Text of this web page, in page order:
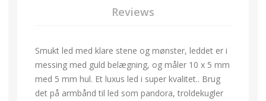
Reviews
Smukt led med klare stene og mønster, leddet er i
messing med guld belægning, og måler 10 x 5 mm
med 5 mm hul. Et luxus led i super kvalitet.. Brug
det på armbånd til led som pandora, troldekugler